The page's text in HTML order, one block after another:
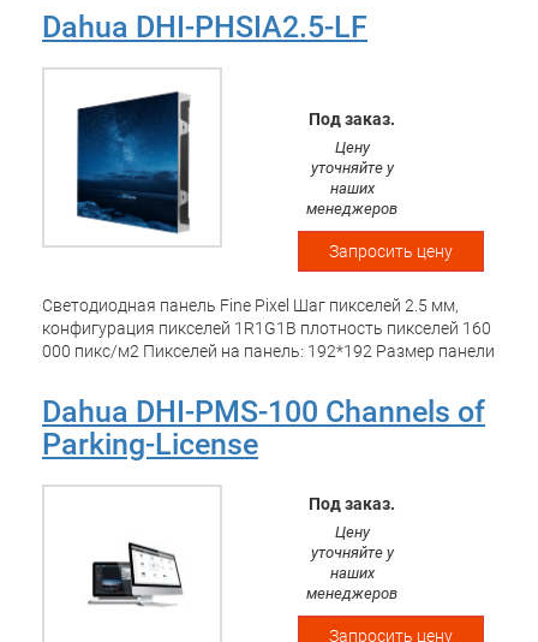
настраиваемая 200-1000 кд/м2, контраст 4000:1, Углы
обзора 140/140 Частота видео: 50 к/с Частота
Dahua DHI-PHSIA2.5-LF
Светодиодная панель Fine Pixel Шаг пикселей 2.5 мм,
конфигурация пикселей 1R1G1B плотность пикселей 160
000 пикс/м2 Пикселей на панель: 192*192 Размер панели
настраиваемая 200-1000 кд/м2, контраст 4000:1, Углы
обзора 140/140 Частота видео: 50 к/с Частота
обновления: 3840 Гц Обслуживание фронтальное
Под заказ.
Цену
уточняйте у
наших
менеджеров
Запросить цену
Dahua DHI-PMS-100 Channels of
Parking-License
Под заказ.
Цену
уточняйте у
наших
менеджеров
Запросить цену